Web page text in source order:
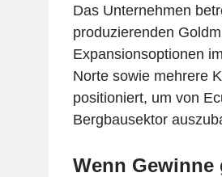
Das Unternehmen
produzierenden
Expansionsoptionen
Norte sowie mehrere
positioniert, um von
Bergbausektor
Wenn Gewinne